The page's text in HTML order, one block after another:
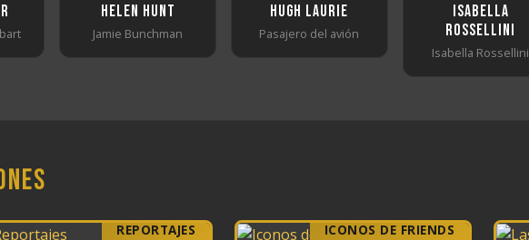
Helen Hunt
Jamie Bunchman
Hugh Laurie
Pasajero del avión
Isabella
Rossellini
Isabella Rossellini
REPORTAJES ICONOS DE FRIENDS